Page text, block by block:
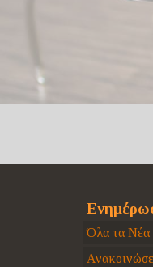
Όλα τα Νέα